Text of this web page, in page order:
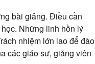
bài giảng. Điều cần
Những linh hồn lý
nhiệm lớn lao để đào
các giáo sư, giảng viên